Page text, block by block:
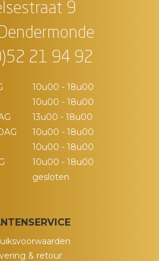
9
21 94 92
10u00 - 18u00
10u00 - 18u00
13u00 - 18u00
10u00 - 18u00
10u00 - 18u00
10u00 - 18u00
gesloten
& retour